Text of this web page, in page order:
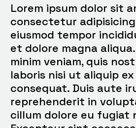
Lorem ipsum dolor sit
consectetur
eiusmod tempor
et dolore magna
minim veniam, quis
laboris nisi ut aliquip
consequat. Duis aute
reprehenderit in
cillum dolore eu fugiat